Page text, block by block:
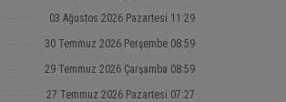
03 Ağustos 2026 Pazartesi 11:29
30 Temmuz 2026 Perşembe 08:59
29 Temmuz 2026 Çarşamba 08:59
27 Temmuz 2026 Pazartesi 07:27